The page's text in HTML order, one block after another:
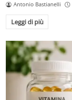
Antonio Bastianelli
Leggi di più